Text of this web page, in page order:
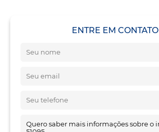
ENTRE EM CONTATO